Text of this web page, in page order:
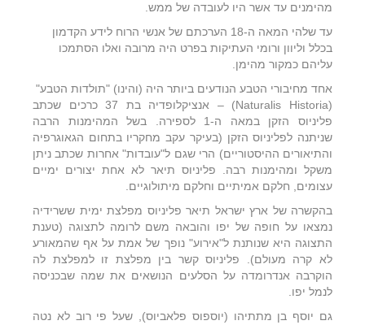
מהימנים עד אשר היו לעובדה של ממש.
עד שלהי המאה ה-18 הערכתם של אנשי הרוח לידע הקדמון
בכלל וליוון ורומי העתיקות בפרט היה מרובה ואלו הסתמכו
עליהם כמקור מהימן.
אחד מחיבורי הטבע הנודעים ביותר היה (והינו) "תולדות הטבע"
(Naturalis Historia) – אנציקלופדיה בת 37 כרכים שכתב
פליניוס הזקן במאה ה-1 לספירה. בשל המהימנות הרבה
שניתנה לפליניוס הזקן (בעיקר עקב מחקריו בתחום הגאוגרפיה
והתיאורים ההיסטוריים) הרי שגם ל"עובדות" אחרות שכתב ניתן
משקל ומהימנות רבה. פליניוס תיאר לא אחת יצורים ימיים
עצומים, חלקם אמיתיים וחלקם מיתולוגיים.
בהקשרה של ארץ ישראל תיאר פליניוס מפלצת ימית ששרידיה
נמצאו על חופה של יפו והובאה משם לרומה לתצוגה (טענת
התצוגה היא שנותנת ל"אירוע" נופך של אמת על אף שהמאורע
לא קרה מעולם). פליניוס קשר בין מפלצת זו למפלצת לה
הוקרבה אנדרומדה על הסלעים הנושאים את שמה שבכניסה
לנמל יפו.
גם יוסף בן מתתיהו (יוספוס פלאביוס), שעל פי רוב לא נטה